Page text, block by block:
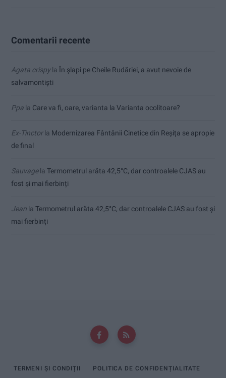
Comentarii recente
Agata crispyla În șlapi pe Cheile Rudăriei, a avut nevoie de
salvamontiști
Ppa la Care va fi, oare, varianta la Varianta ocolitoare?
Ex-Tinctorla Modernizarea Fântânii Cinetice din Reșița se apropie
de final
Sauvagela Termometrul arăta 42,5°C, dar controalele CJAS au
fost și mai fierbinți
Jean la Termometrul arăta 42,5°C, dar controalele CJAS au fost și
mai fierbinți
TERMENI ȘI CONDIȚII POLITICA DE CONFIDENȚIALITATE